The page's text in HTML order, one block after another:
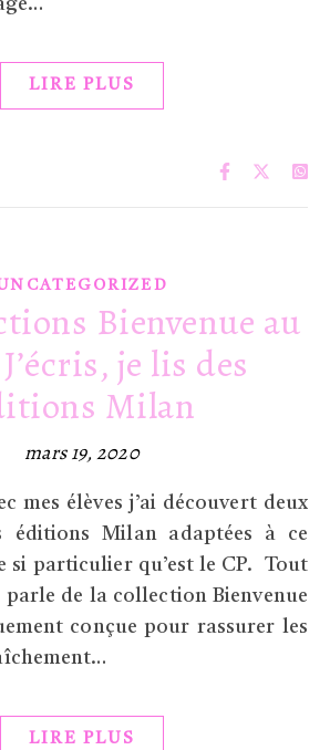
LIRE PLUS
Bienvenue au
je lis des
Milan
mars 19, 2020
éditions Milan adaptées à ce
si particulier qu’est le CP. Tout
parle de la collection Bienvenue
conçue pour rassurer les
LIRE PLUS